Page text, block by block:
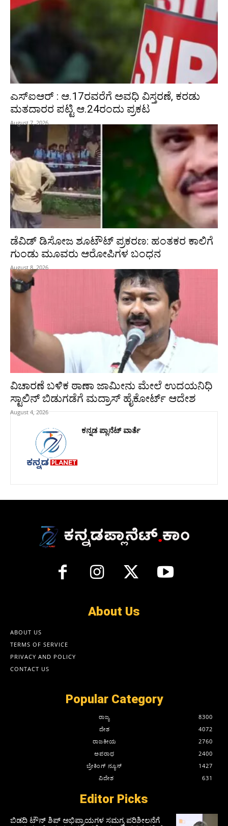
ಎಸ್‌ಐಆರ್‌ : ಆ.17ರವರೆಗೆ ಅವಧಿ ವಿಸ್ತರಣೆ, ಕರಡು
ಮತದಾರರ ಪಟ್ಟಿ ಆ.24ರಂದು ಪ್ರಕಟ
August 7, 2026
ಡೆವಿಡ್ ಡಿಸೋಜ ಶೂಟೌಟ್ ಪ್ರಕರಣ: ಹಂತಕರ ಕಾಲಿಗೆ
ಗುಂಡು ಮೂವರು ಆರೋಪಿಗಳ ಬಂಧನ
August 8, 2026
ವಿಚಾರಣೆ ಬಳಿಕ ಠಾಣಾ ಜಾಮೀನು ಮೇಲೆ ಉದಯನಿಧಿ
ಸ್ಟಾಲಿನ್‌ ಬಿಡುಗಡೆಗೆ ಮದ್ರಾಸ್‌ ಹೈಕೋರ್ಟ್‌ ಆದೇಶ
August 4, 2026
ಕನ್ನಡ ಪ್ಲಾನೆಟ್ ವಾರ್ತೆ
About Us
ABOUT US
TERMS OF SERVICE
PRIVACY AND POLICY
CONTACT US
Popular Category
ರಾಜ್ಯ
8300
ದೇಶ
4072
ರಾಜಕೀಯ
2760
ಅಪರಾಧ
2400
ಬ್ರೇಕಿಂಗ್ ನ್ಯೂಸ್
1427
ವಿದೇಶ
631
Editor Picks
ಬಿಡದಿ ಟೌನ್ ಶಿಪ್ ಅಭಿಪ್ರಾಯಗಳ ಸಮಗ್ರ ಪರಿಶೀಲನೆಗೆ